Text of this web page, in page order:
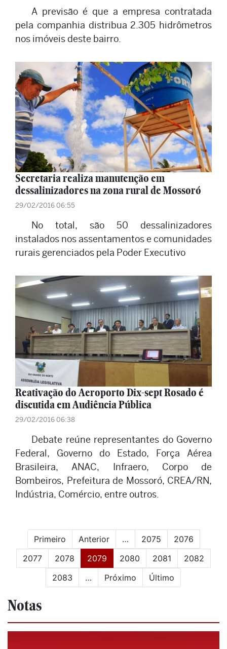
A previsão é que a empresa contratada
pela companhia distribua 2.305 hidrômetros
nos imóveis deste bairro.
Secretaria realiza manutenção em
dessalinizadores na zona rural de Mossoró
29/02/2016 06:55
No total, são 50 dessalinizadores
instalados nos assentamentos e comunidades
rurais gerenciados pela Poder Executivo
Reativação do Aeroporto Dix-sept Rosado é
discutida em Audiência Pública
29/02/2016 06:38
Debate reúne representantes do Governo
Federal, Governo do Estado, Força Aérea
Brasileira, ANAC, Infraero, Corpo de
Bombeiros, Prefeitura de Mossoró, CREA/RN,
Indústria, Comércio, entre outros.
Primeiro Anterior … 2075
2076
2077
2078 2079(current)
2080 2081
2082
2083
… Próximo Último
Notas